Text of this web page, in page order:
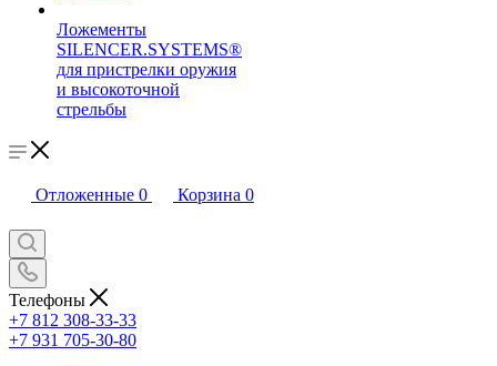
Ложементы
SILENCER.SYSTEMS®
для пристрелки оружия
и высокоточной
стрельбы
Отложенные 0 Корзина 0
Телефоны
+7 812 308-33-33
+7 931 705-30-80